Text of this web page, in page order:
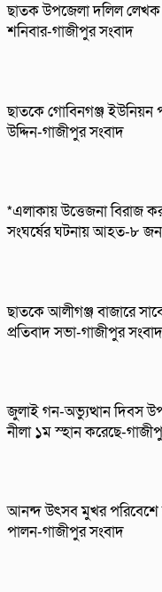
ছাতক উপজেলা দলিল লেখক
শনিবার-গাজীপুর সংবাদ
ছাতকে গোবিনগঞ্জ ইউনিয়ন
উদ্দিন-গাজীপুর সংবাদ
*এলাকায় উত্তেজনা বিরাজ
সংঘর্ষের ঘটনায় আহত-৮
ছাতকে আলীগঞ্জ বাজারে
প্রতিবাদ সভা-গাজীপুর সংবাদ
জুলাই গন-অভ্যুত্থান দিবস
নীলা ১ম স্হান করেছে-
আনন্দ উৎসব মুখর
পালন-গাজীপুর সংবাদ